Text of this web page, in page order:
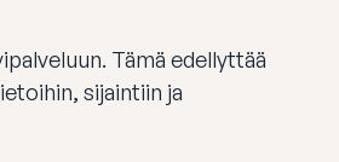
Tämä edellyttää
sijaintiin ja